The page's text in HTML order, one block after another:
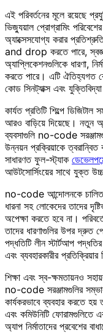
এই পরিবর্তনের মূলে রয়েছে
ভিজ্যুয়াল প্রোগ্রামিং
অ্যাক্সেসযোগ্য করার
and drop করতে পারে,
অ্যাপ্লিকেশনগুলিকে ধারণা,
করতে পারে। এটি ঐতিহ্যগত
কোড সিনট্যাক্স এবং
কার্যত প্রতিটি শিল্পে
আরও বাড়িয়ে দিয়েছে। নতুন
ব্যবসাগুলি no-code
উন্নয়ন প্রক্রিয়াকে ত্বরান্বিত
সাধারণত ফুল-স্ট্যাক
আউটসোর্সিংয়ের সাথে যুক্ত
no-code আন্দোলনকে চালিত
ধারনা সহ লোকেদের তাদের
অপেক্ষা করতে হবে না।
তাদের ধারণাগুলির উপর দ্রুত
পদ্ধতিটি লীন স্টার্টআপ
এবং ব্যবহারকারীর
শিক্ষা এবং স্ব-ক্ষমতায়নও
no-code সরঞ্জামগুলির
কার্যকরভাবে ব্যবহার করতে
এবং কমিউনিটি ফোরামগুলিতে
অ্যাপ নির্মাতাদের প্রবেশের